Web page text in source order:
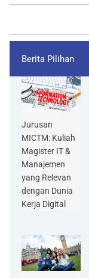
Berita Pilihan
Jurusan
MICTM: Kuliah
Magister IT &
Manajemen
yang Relevan
dengan Dunia
Kerja Digital